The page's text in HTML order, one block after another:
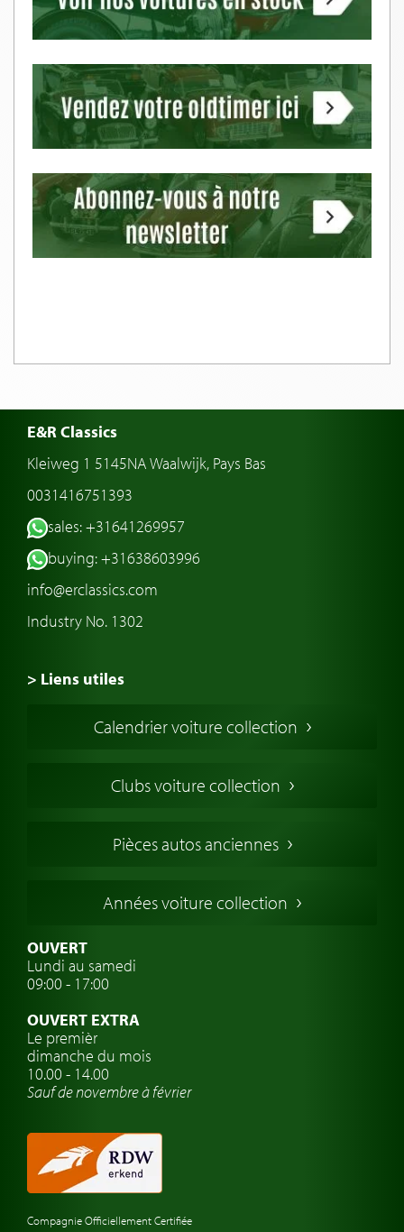
E&R Classics
Kleiweg 1 5145NA Waalwijk, Pays Bas
0031416751393
sales: +31641269957
buying: +31638603996
info@erclassics.com
Industry No. 1302
> Liens utiles
Voiture Collection Europe
Voitures Anglaises
Voitures Allemandes
Voitures Suédoises
Assurance voiture de collection
Clubs de voitures classiques
Atelier de voitures anciennes
Montres de marque de voiture
Calendrier voiture collection
Clubs voiture collection
Pièces autos anciennes
Années voiture collection
OUVERT
Lundi au samedi
09:00 - 17:00
OUVERT EXTRA
Le premièr
dimanche du mois
10.00 - 14.00
Sauf de novembre à février
Compagnie Officiellement Certifiée